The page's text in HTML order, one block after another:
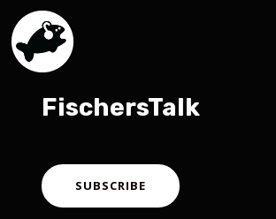
FischersTalk
SUBSCRIBE